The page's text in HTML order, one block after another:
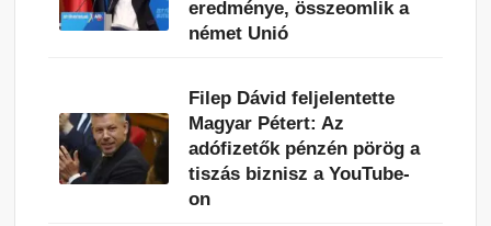
eredménye, összeomlik a
német Unió
Filep Dávid feljelentette
Magyar Pétert: Az
adófizetők pénzén pörög a
tiszás biznisz a YouTube-
on